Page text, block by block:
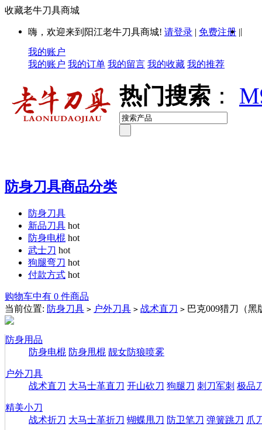
收藏老牛刀具商城
嗨，欢迎来到阳江老牛刀具商城! 请登录 | 免费注册 ||
我的账户
我的账户 我的订单 我的留言 我的收藏 我的推荐
热门搜索 ：
防身刀具商品分类
防身刀具
新品刀具 hot
防身电棍 hot
武士刀 hot
狗腿弯刀 hot
付款方式 hot
购物车中有 0 件商品
当前位置: 防身刀具 > 户外刀具 > 战术直刀 > 巴克009猎刀（黑
防身用品
防身电棍 防身甩棍 靓女防狼喷雾
户外刀具
战术直刀 大马士革直刀 开山砍刀 狗腿刀 刺刀军刺 极品
精美小刀
战术折刀 大马士革折刀 蝴蝶甩刀 防卫笔刀 弹簧跳刀 爪